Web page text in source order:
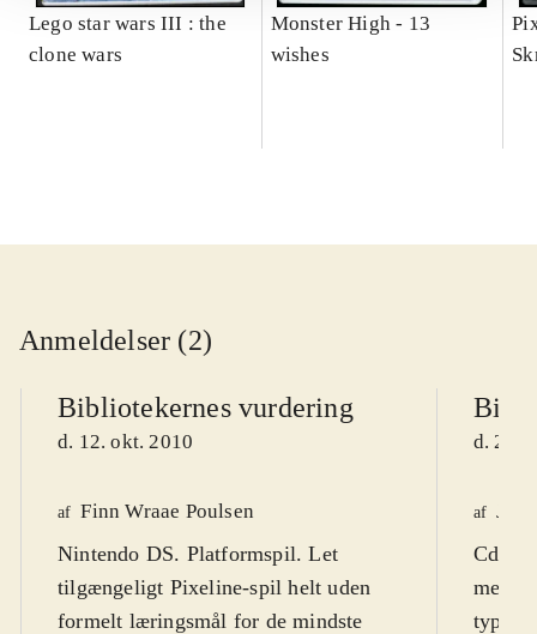
Lego star wars III : the
clone wars
Monster High - 13
wishes
Anmeldelser (2)
Bibliotekernes vurdering
d. 12. okt. 2010
af Finn Wraae Poulsen
Nintendo DS. Platformspil. Let
tilgængeligt Pixeline-spil helt uden
formelt læringsmål for de mindste
d. 26.
af
Cd-
med
typisk